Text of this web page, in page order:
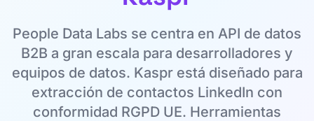
People Data Labs se centra en API de datos
B2B a gran escala para desarrolladores y
equipos de datos. Kaspr está diseñado para
extracción de contactos LinkedIn con
conformidad RGPD UE. Herramientas